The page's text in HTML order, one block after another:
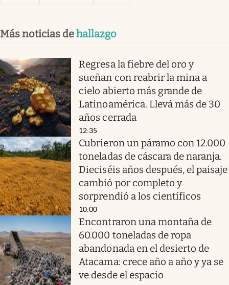
Más noticias dehallazgo
Regresa la fiebre del oro y
sueñan con reabrir la mina a
cielo abierto más grande de
Latinoamérica. Llevá más de 30
años cerrada
12:35
Cubrieron un páramo con 12.000
toneladas de cáscara de naranja.
Dieciséis años después, el paisaje
cambió por completo y
sorprendió a los científicos
10:00
Encontraron una montaña de
60.000 toneladas de ropa
abandonada en el desierto de
Atacama: crece año a año y ya se
ve desde el espacio